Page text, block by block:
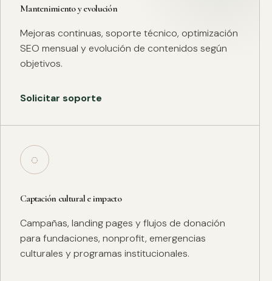
Mantenimiento y evolución
Mejoras continuas, soporte técnico, optimización
SEO mensual y evolución de contenidos según
objetivos.
Solicitar soporte
◌
Captación cultural e impacto
Campañas, landing pages y flujos de donación
para fundaciones, nonprofit, emergencias
culturales y programas institucionales.